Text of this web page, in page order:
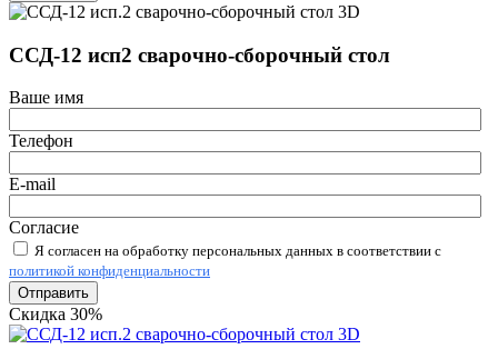
ССД-12 исп2 сварочно-сборочный стол
Ваше имя
Телефон
E-mail
Согласие
Я согласен на обработку персональных данных в соответствии с
политикой конфиденциальности
Отправить
Скидка 30%